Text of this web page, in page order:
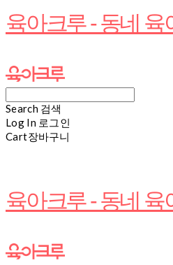
육아크루 - 동네 육
Search 검색
Log In 로그인
Cart장바구니
육아크루 - 동네 육